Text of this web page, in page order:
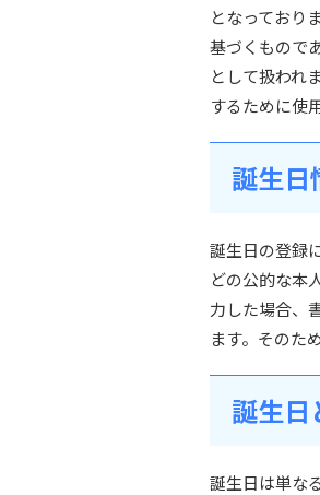
となっており
基づくもので
として扱われ
するために使
誕生日
誕生日の登録
どの公的な本
力した場合、
ます。そのた
誕生日
誕生日は単な